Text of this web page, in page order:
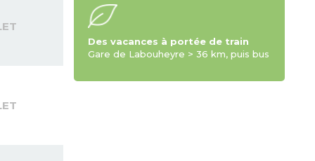
Des vacances à portée de train
Gare de Labouheyre > 36 km, puis bus